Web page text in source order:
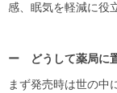
感、眠気を軽減に役
ー どうして薬局に
まず発売時は世の中